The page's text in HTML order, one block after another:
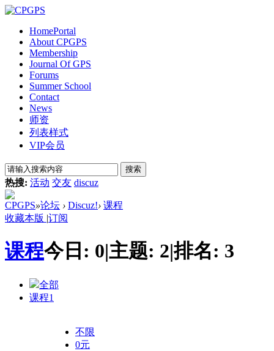
HomePortal
About CPGPS
Membership
Journal Of GPS
Forums
Summer School
Contact
News
师资
列表样式
VIP会员
搜索
热搜: 活动 交友 discuz
CPGPS»论坛 › Discuz!› 课程
收藏本版 |订阅
课程今日: 0|主题: 2|排名: 3
全部
课程1
不限
0元